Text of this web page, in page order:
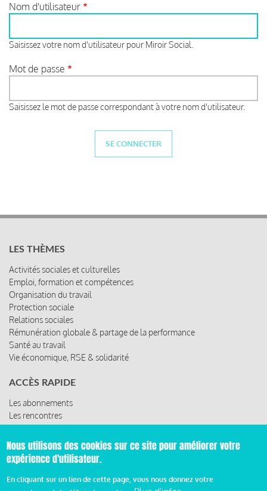
Nom d'utilisateur
Saisissez votre nom d'utilisateur pour Miroir Social.
Mot de passe
Saisissez le mot de passe correspondant à votre nom d'utilisateur.
LES THÈMES
Activités sociales et culturelles
Emploi, formation et compétences
Organisation du travail
Protection sociale
Relations sociales
Rémunération globale & partage de la performance
Santé au travail
Vie économique, RSE & solidarité
ACCÈS RAPIDE
Les abonnements
Les rencontres
Les ressources
© 2019 Miroir Social - Réalisé parCafffeine
Nous utilisons des cookies sur ce site pour améliorer votre
expérience d'utilisateur.
En cliquant sur un lien de cette page, vous nous donnez votre